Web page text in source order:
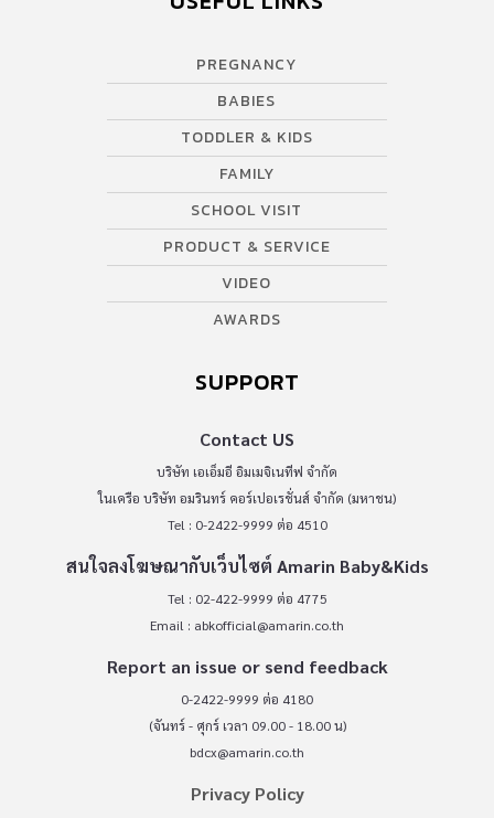
PREGNANCY
BABIES
TODDLER & KIDS
FAMILY
SCHOOL VISIT
PRODUCT & SERVICE
VIDEO
AWARDS
SUPPORT
Contact US
บริษัท เอเอ็มอี อิมเมจิเนทีฟ จำกัด
ในเครือ บริษัท อมรินทร์ คอร์เปอเรชั่นส์ จำกัด (มหาชน)
Tel : 0-2422-9999 ต่อ 4510
สนใจลงโฆษณากับเว็บไซต์ Amarin Baby&Kids
Tel : 02-422-9999 ต่อ 4775
Email : abkofficial@amarin.co.th
Report an issue or send feedback
0-2422-9999 ต่อ 4180
(จันทร์ - ศุกร์ เวลา 09.00 - 18.00 น)
bdcx@amarin.co.th
Privacy Policy